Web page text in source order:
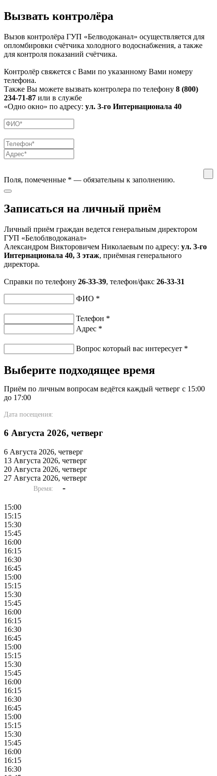
Вызвать контролёра
Вызов контролёра ГУП «Белводоканал» осуществляется для
опломбировки счётчика холодного водоснабжения, а также
для контроля показаний счётчика.
Контролёр свяжется с Вами по указанному Вами номеру
телефона.
Также Вы можете вызвать контролера по телефону 8 (800)
234-71-87 или в службе
«Одно окно» по адресу: ул. 3-го Интернационала 40
Поля, помеченные * — обязательны к заполнению.
Записаться на личный приём
Личный приём граждан ведется генеральным директором
ГУП «Белоблводоканал»
Александром Викторовичем Николаевым по адресу: ул. 3-го
Интернационала 40, 3 этаж, приёмная генерального
директора.
Справки по телефону 26-33-39, телефон/факс 26-33-31
ФИО *
Телефон *
Адрес *
Вопрос который вас интересует *
Выберите подходящее время
Приём по личным вопросам ведётся каждый четверг с 15:00
до 17:00
Дата посещения:
6 Августа 2026, четверг
6 Августа 2026, четверг
13 Августа 2026, четверг
20 Августа 2026, четверг
27 Августа 2026, четверг
Время: -
15:00
15:15
15:30
15:45
16:00
16:15
16:30
16:45
15:00
15:15
15:30
15:45
16:00
16:15
16:30
16:45
15:00
15:15
15:30
15:45
16:00
16:15
16:30
16:45
15:00
15:15
15:30
15:45
16:00
16:15
16:30